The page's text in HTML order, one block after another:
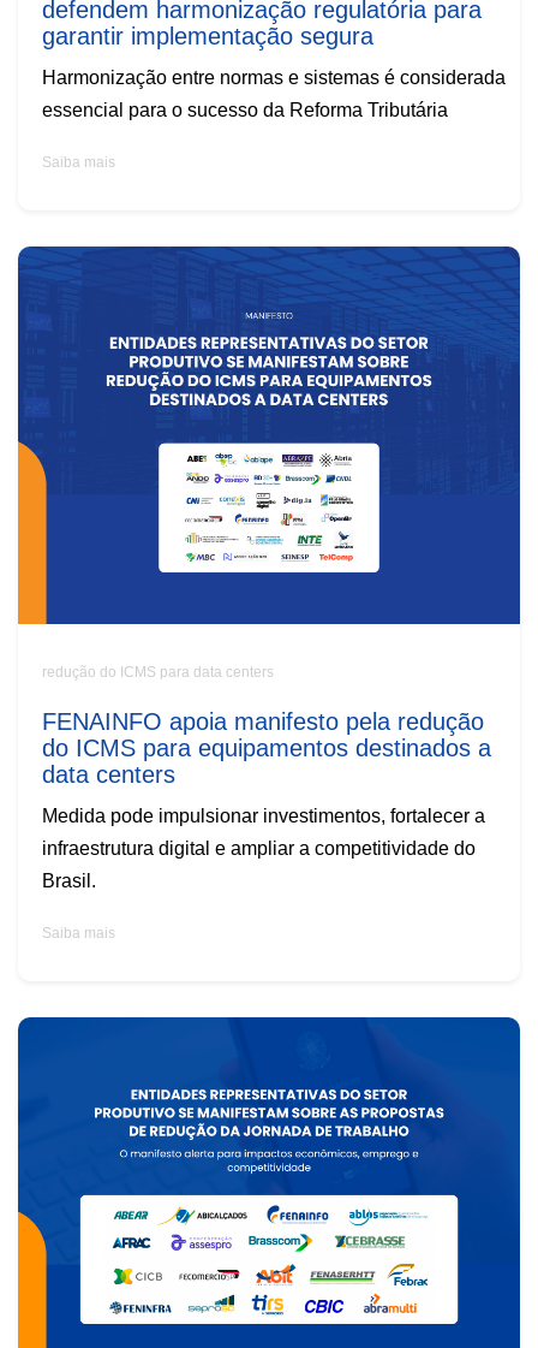
defendem harmonização regulatória para
garantir implementação segura
Harmonização entre normas e sistemas é considerada
essencial para o sucesso da Reforma Tributária
Saiba mais
redução do ICMS para data centers
FENAINFO apoia manifesto pela redução
do ICMS para equipamentos destinados a
data centers
Medida pode impulsionar investimentos, fortalecer a
infraestrutura digital e ampliar a competitividade do
Brasil.
Saiba mais